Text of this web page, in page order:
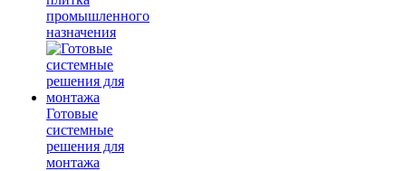
промышленного
назначения
Готовые
системные
решения для
монтажа